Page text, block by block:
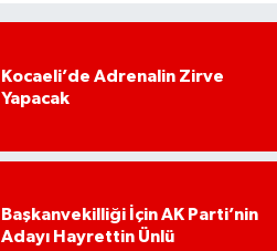
Kocaeli’de Adrenalin Zirve
Yapacak
Başkanvekilliği İçin AK Parti’nin
Adayı Hayrettin Ünlü